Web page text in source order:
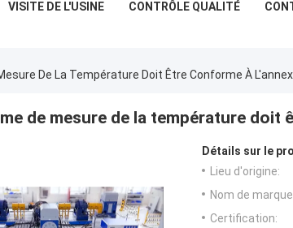
VISITE DE L'USINE CONTRÔLE QUALITÉ
De La Température Doit Être Conforme À
de mesure de la température doit
Détails sur le
Lieu d'origine:
Nom de
Certification: